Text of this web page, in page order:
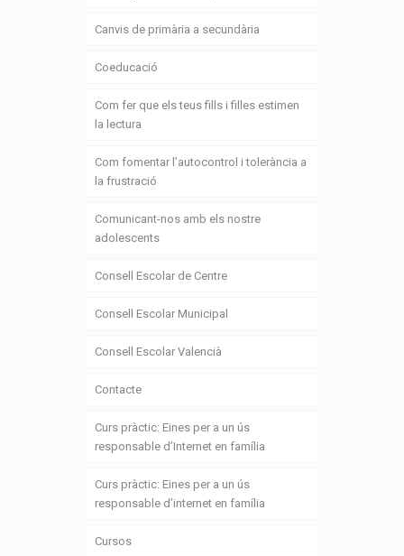
Canvis de primària a secundària
Coeducació
Com fer que els teus fills i filles estimen
la lectura
Com fomentar l’autocontrol i tolerància a
la frustració
Comunicant-nos amb els nostre
adolescents
Consell Escolar de Centre
Consell Escolar Municipal
Consell Escolar Valencià
Contacte
Curs pràctic: Eines per a un ús
responsable d’Internet en família
Curs pràctic: Eines per a un ús
responsable d’internet en família
Cursos